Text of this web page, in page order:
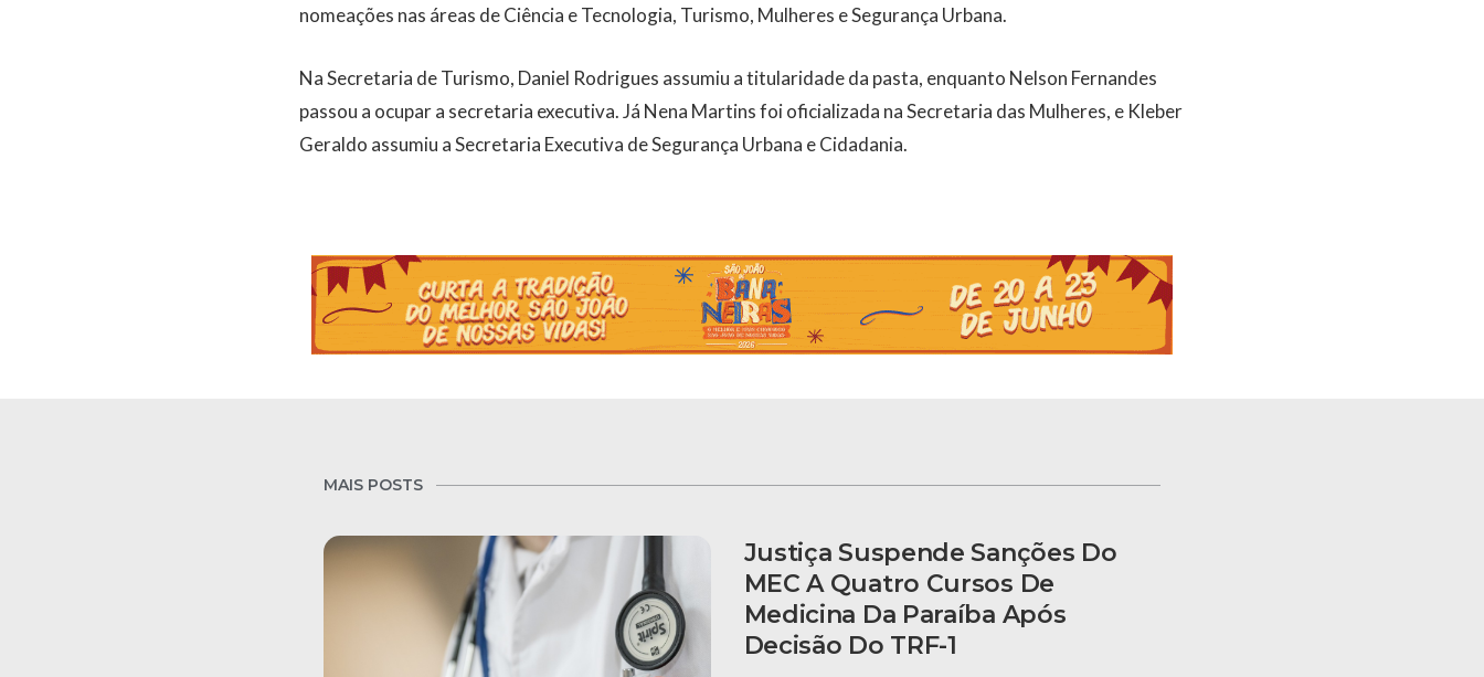
nomeações nas áreas de Ciência e Tecnologia, Turismo, Mulheres e Segurança Urbana.
Na Secretaria de Turismo, Daniel Rodrigues assumiu a titularidade da pasta, enquanto Nelson Fernandes
passou a ocupar a secretaria executiva. Já Nena Martins foi oficializada na Secretaria das Mulheres, e Kleber
Geraldo assumiu a Secretaria Executiva de Segurança Urbana e Cidadania.
MAIS POSTS
Justiça Suspende Sanções Do
MEC A Quatro Cursos De
Medicina Da Paraíba Após
Decisão Do TRF-1